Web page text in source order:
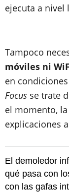
ejecuta a nivel
Tampoco
móviles ni
en
Focus se trate
el momento,
explicaciones
El demoledor
qué pasa con
con las gafas